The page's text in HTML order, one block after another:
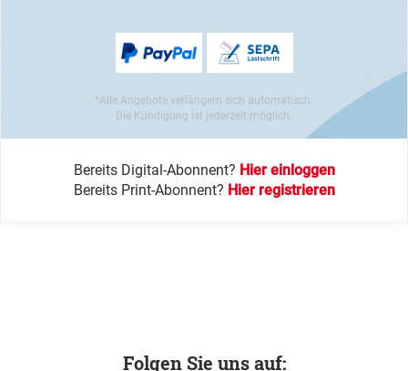
*Alle Angebote verlängern sich automatisch.
Die Kündigung ist jederzeit möglich.
Bereits Digital-Abonnent? Hier einloggen
Bereits Print-Abonnent? Hier registrieren
Folgen Sie uns auf: